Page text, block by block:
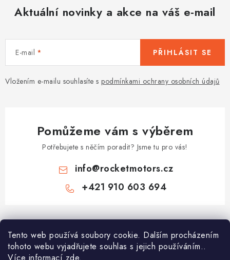
Tento web používá soubory cookie. Dalším procházením
tohoto webu vyjadřujete souhlas s jejich používáním..
Aktuální novinky a akce na váš e-mail
E-mail
Vložením e-mailu souhlasíte s podmínkami ochrany osobních údajů
PŘIHLÁSIT SE
Pomůžeme vám s výběrem
Potřebujete s něčím poradit? Jsme tu pro vás!
info@rocketmotors.cz
+421 910 603 694
Z
á
Najdete nás